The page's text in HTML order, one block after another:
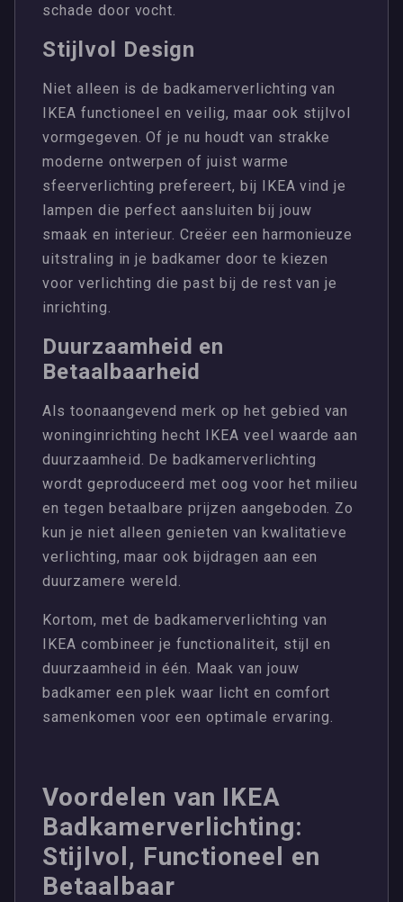
schade door vocht.
Stijlvol Design
Niet alleen is de badkamerverlichting van
IKEA functioneel en veilig, maar ook stijlvol
vormgegeven. Of je nu houdt van strakke
moderne ontwerpen of juist warme
sfeerverlichting prefereert, bij IKEA vind je
lampen die perfect aansluiten bij jouw
smaak en interieur. Creëer een harmonieuze
uitstraling in je badkamer door te kiezen
voor verlichting die past bij de rest van je
inrichting.
Duurzaamheid en
Betaalbaarheid
Als toonaangevend merk op het gebied van
woninginrichting hecht IKEA veel waarde aan
duurzaamheid. De badkamerverlichting
wordt geproduceerd met oog voor het milieu
en tegen betaalbare prijzen aangeboden. Zo
kun je niet alleen genieten van kwalitatieve
verlichting, maar ook bijdragen aan een
duurzamere wereld.
Kortom, met de badkamerverlichting van
IKEA combineer je functionaliteit, stijl en
duurzaamheid in één. Maak van jouw
badkamer een plek waar licht en comfort
samenkomen voor een optimale ervaring.
Voordelen van IKEA
Badkamerverlichting:
Stijlvol, Functioneel en
Betaalbaar